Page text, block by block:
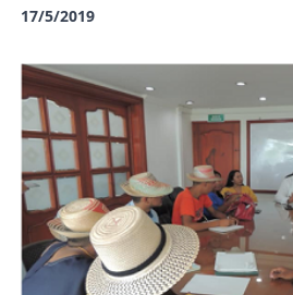
17/5/2019